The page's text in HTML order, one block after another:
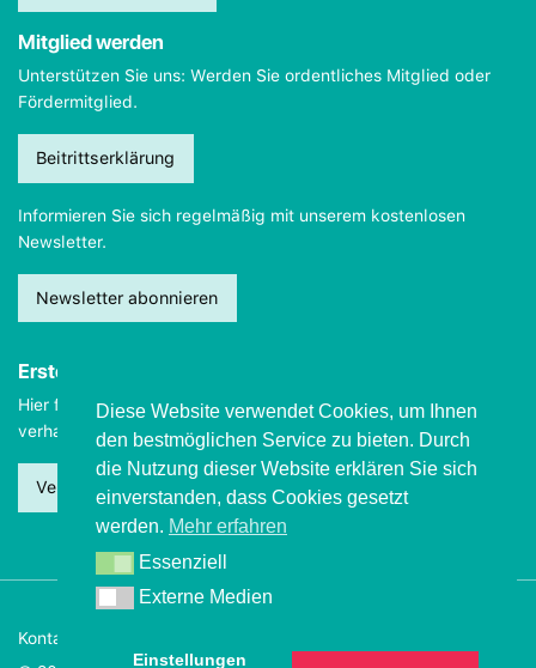
Mitglied werden
Unterstützen Sie uns: Werden Sie ordentliches Mitglied oder
Fördermitglied.
Beitrittserklärung
Informieren Sie sich regelmäßig mit unserem kostenlosen
Newsletter.
Newsletter abonnieren
Erste Hilfe
Hier finden Sie wichtige Informationen, wie Sie sichim Notfall
verhalten sollten.
Verhalten beim Grand mal
Kontakt
Diese Website verwendet Cookies, um Ihnen
den bestmöglichen Service zu bieten. Durch
die Nutzung dieser Website erklären Sie sich
einverstanden, dass Cookies gesetzt
werden. Mehr erfahren
EssenziellEssenziell
Externe Medien
Externe Medien
Einstellungen